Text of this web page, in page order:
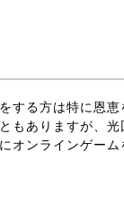
する方は特に恩恵
もありますが、光
オンラインゲーム